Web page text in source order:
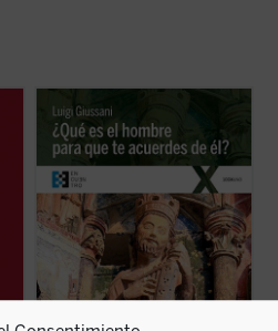
El presente libro recoge los comentarios
realizados por don Giussani a una
cuarentena de salmos y textos
significativos del Antiguo Testamento, al
hilo de la Liturgia. «La lectura de estos
comentarios de don Giussani a los salmos
nos introduce ...(ver ficha)